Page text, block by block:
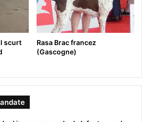
scurt
Rasa Brac francez
(Gascogne)